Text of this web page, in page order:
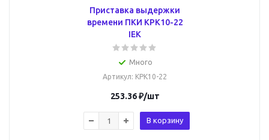
Приставка выдержки
времени ПКИ KPK10-22
IEK
Много
Артикул: KPK10-22
253.36₽/шт
В корзину